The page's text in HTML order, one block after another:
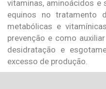
vitaminas, aminoácidos e
equinos no tratamento
metabólicas e
prevenção e como
desidratação e
excesso de produção.